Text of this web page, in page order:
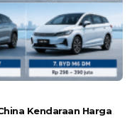
Kendaraan Harga